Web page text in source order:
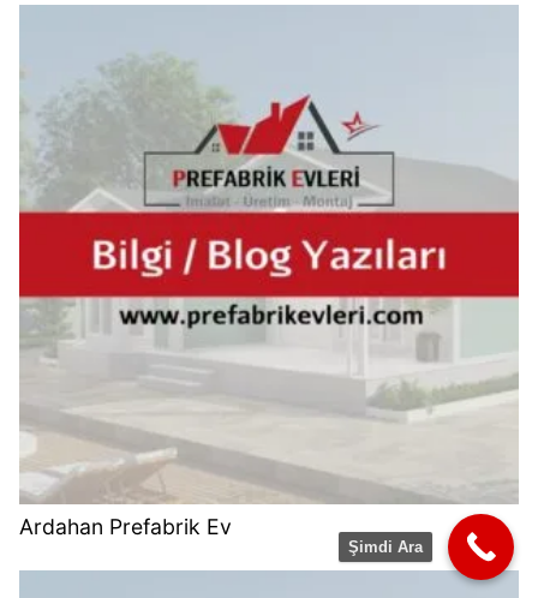
Ardahan Prefabrik Ev
Şimdi Ara